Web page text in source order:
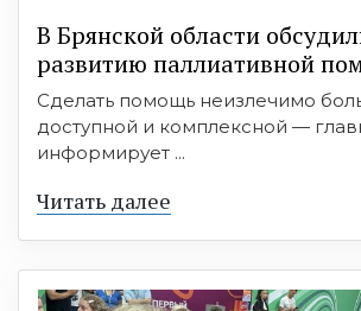
В Брянской области
развитию паллиативной
Сделать помощь неизлечимо
доступной и комплексной —
информирует ...
Читать далее